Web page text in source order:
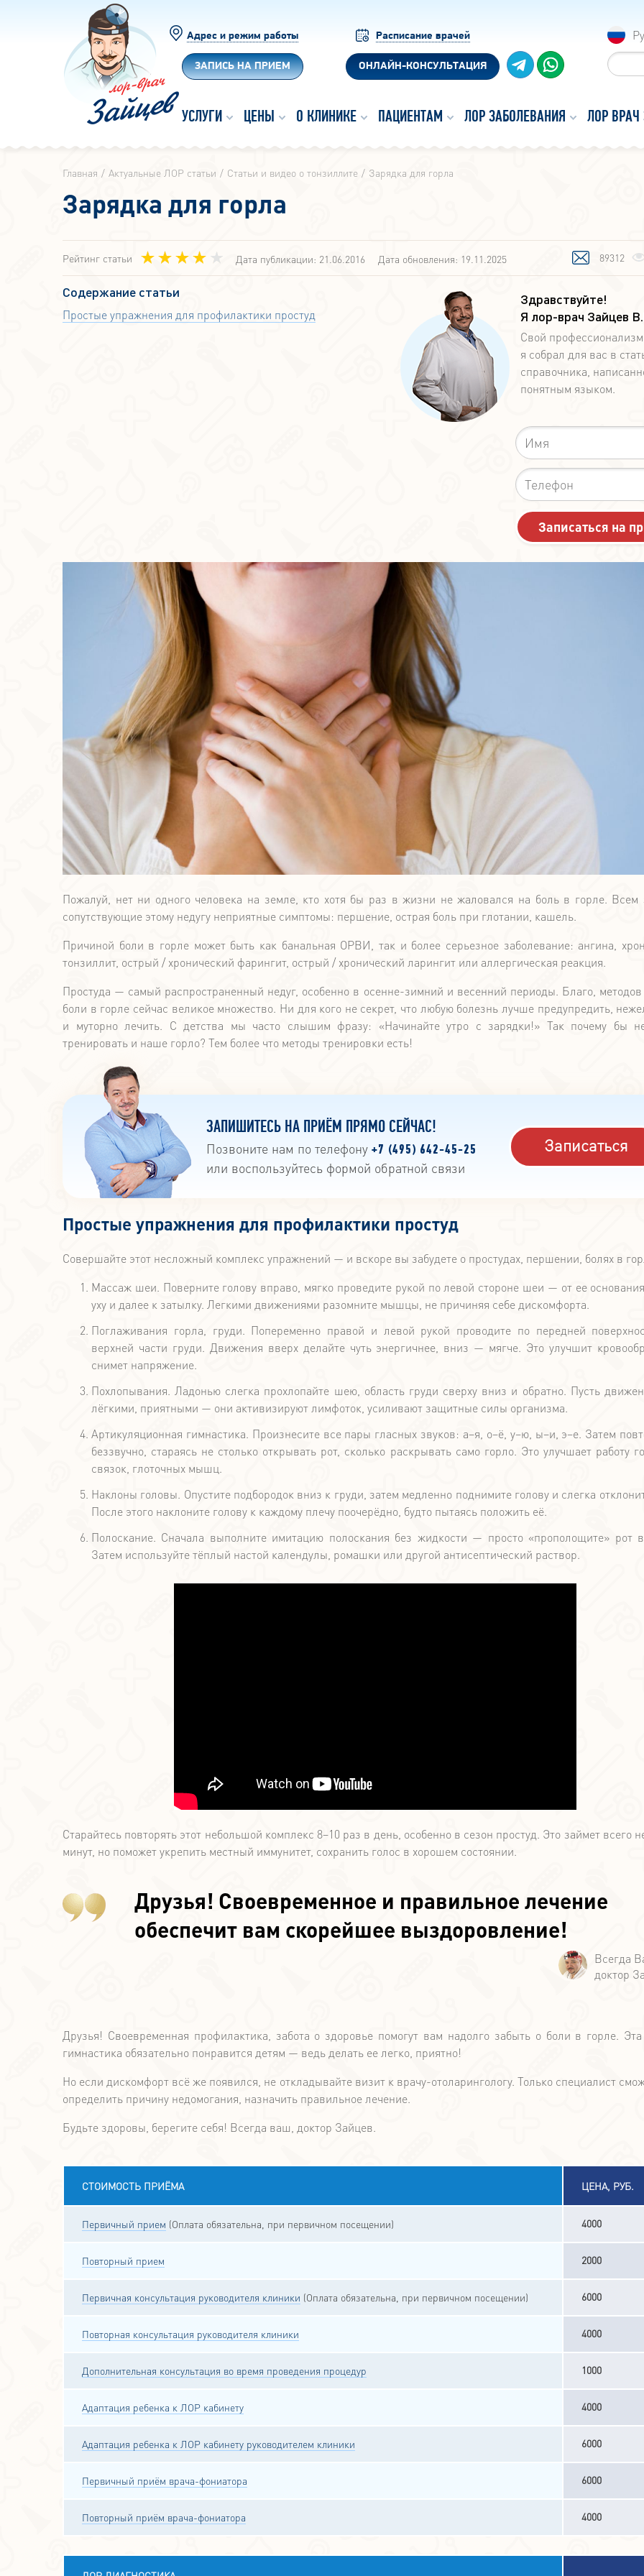
Адрес и режим работы
ЗАПИСЬ НА ПРИЕМ
Расписание врачей
ОНЛАЙН-КОНСУЛЬТАЦИЯ
УСЛУГИ ЦЕНЫ О КЛИНИКЕ ПАЦИЕНТАМ ЛОР ЗАБОЛЕВАНИЯ ЛОР ВРАЧ
Главная Актуальные ЛОР статьи Статьи и видео о тонзиллите Зарядка для горла
Зарядка для горла
Рейтинг статьи Дата публикации: 21.06.2016 Дата обновления: 19.11.2025 89312
Содержание статьи
Простые упражнения для профилактики простуд
Здравствуйте!
Я лор-врач Зайцев
Свой
я собрал для вас в
справочника,
понятным языком.
Пожалуй, нет ни одного человека на земле, кто хотя бы раз в жизни не жаловался на боль в горле. Всем
сопутствующие этому недугу неприятные симптомы: першение, острая боль при глотании, кашель.
Причиной боли в горле может быть как банальная ОРВИ, так и более серьезное заболевание: ангина,
тонзиллит, острый / хронический фарингит, острый / хронический ларингит или аллергическая реакция.
Простуда — самый распространенный недуг, особенно в осенне-зимний и весенний периоды. Благо, методов
боли в горле сейчас великое множество. Ни для кого не секрет, что любую болезнь лучше предупредить,
и муторно лечить. С детства мы часто слышим фразу: «Начинайте утро с зарядки!» Так почему бы
тренировать и наше горло? Тем более что методы тренировки есть!
ЗАПИШИТЕСЬ НА ПРИЁМ ПРЯМО СЕЙЧАС!
Позвоните нам по телефону +7 (495) 642-45-25
или воспользуйтесь формой обратной связи
Записаться
Простые упражнения для профилактики простуд
Совершайте этот несложный комплекс упражнений — и вскоре вы забудете о простудах, першении, болях в
Массаж шеи. Поверните голову вправо, мягко проведите рукой по левой стороне шеи — от ее
уху и далее к затылку. Легкими движениями разомните мышцы, не причиняя себе дискомфорта.
Поглаживания горла, груди. Попеременно правой и левой рукой проводите по передней
верхней части груди. Движения вверх делайте чуть энергичнее, вниз — мягче. Это улучшит
снимет напряжение.
Похлопывания. Ладонью слегка прохлопайте шею, область груди сверху вниз и обратно. Пусть
лёгкими, приятными — они активизируют лимфоток, усиливают защитные силы организма.
Артикуляционная гимнастика. Произнесите все пары гласных звуков: а–я, о–ё, у–ю, ы–и, э–е. Затем
беззвучно, стараясь не столько открывать рот, сколько раскрывать само горло. Это улучшает работу
связок, глоточных мышц.
Наклоны головы. Опустите подбородок вниз к груди, затем медленно поднимите голову и слегка
После этого наклоните голову к каждому плечу поочерёдно, будто пытаясь положить её.
Полоскание. Сначала выполните имитацию полоскания без жидкости — просто «прополощите» рот
Затем используйте тёплый настой календулы, ромашки или другой антисептический раствор.
Старайтесь повторять этот небольшой комплекс 8–10 раз в день, особенно в сезон простуд. Это займет всего
минут, но поможет укрепить местный иммунитет, сохранить голос в хорошем состоянии.
Друзья! Своевременное и правильное лечение
обеспечит вам скорейшее выздоровление!
Друзья! Своевременная профилактика, забота о здоровье помогут вам надолго забыть о боли в горле. Эта
гимнастика обязательно понравится детям — ведь делать ее легко, приятно!
Но если дискомфорт всё же появился, не откладывайте визит к врачу-отоларингологу. Только специалист
определить причину недомогания, назначить правильное лечение.
Будьте здоровы, берегите себя! Всегда ваш, доктор Зайцев.
СТОИМОСТЬ ПРИЁМА ЦЕНА, РУБ.
Первичный прием (Оплата обязательна, при первичном посещении) 4000
Повторный прием 2000
Первичная консультация руководителя клиники (Оплата обязательна, при первичном посещении) 6000
Повторная консультация руководителя клиники 4000
Дополнительная консультация во время проведения процедур 1000
Адаптация ребенка к ЛОР кабинету 4000
Адаптация ребенка к ЛОР кабинету руководителем клиники 6000
Первичный приём врача-фониатора 6000
Повторный приём врача-фониатора 4000
-10%
Альма матер!
акции просто
свой Условия акции